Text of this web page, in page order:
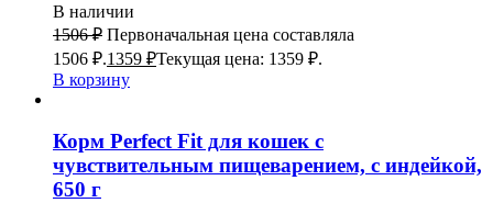
В наличии
1506₽ Первоначальная цена составляла
1506 ₽.1359 ₽Текущая цена: 1359 ₽.
В корзину
Корм Perfect Fit для кошек с
чувствительным пищеварением, с индейкой,
650 г